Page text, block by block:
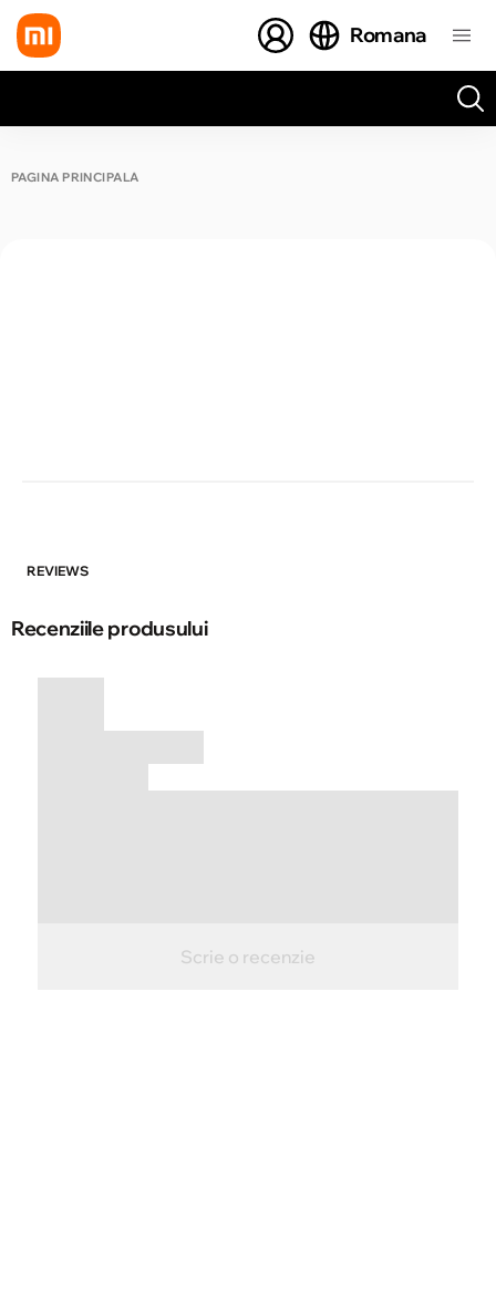
Romana
PAGINA PRINCIPALĂ
REVIEWS
Recenziile produsului
Scrie o recenzie